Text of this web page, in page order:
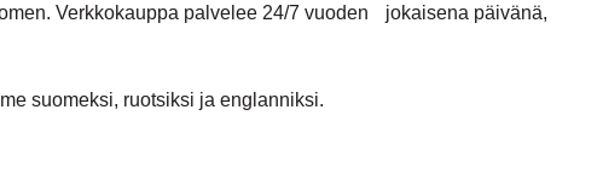
Verkkokauppa palvelee 24/7 vuoden jokaisena päivänä,
suomeksi, ruotsiksi ja englanniksi.